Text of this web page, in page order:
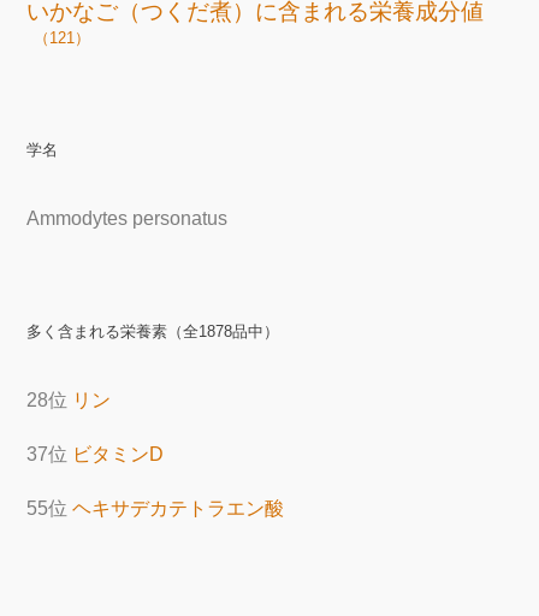
いかなご（つくだ煮）に含まれる栄養成分値
（121）
学名
Ammodytes personatus
多く含まれる栄養素（全1878品中）
28位 リン
37位 ビタミンD
55位ヘキサデカテトラエン酸